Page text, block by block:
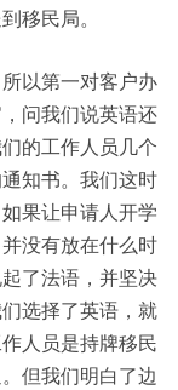
移民局。
以第一对客户办
问我们说英语还
的工作人员几个
知书。我们这时
果让申请人开学
没有放在什么时
了法语，并坚决
选择了英语，就
人员是持牌移民
但我们明白了边